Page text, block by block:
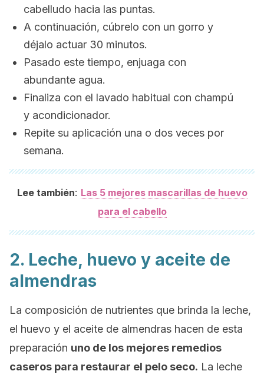
cabelludo hacia las puntas.
A continuación, cúbrelo con un gorro y
déjalo actuar 30 minutos.
Pasado este tiempo, enjuaga con
abundante agua.
Finaliza con el lavado habitual con champú
y acondicionador.
Repite su aplicación una o dos veces por
semana.
Lee también: Las 5 mejores mascarillas de huevo
para el cabello
2. Leche, huevo y aceite de
almendras
La composición de nutrientes que brinda la leche,
el huevo y el aceite de almendras hacen de esta
preparación uno de los mejores remedios
caseros para restaurar el pelo seco. La leche